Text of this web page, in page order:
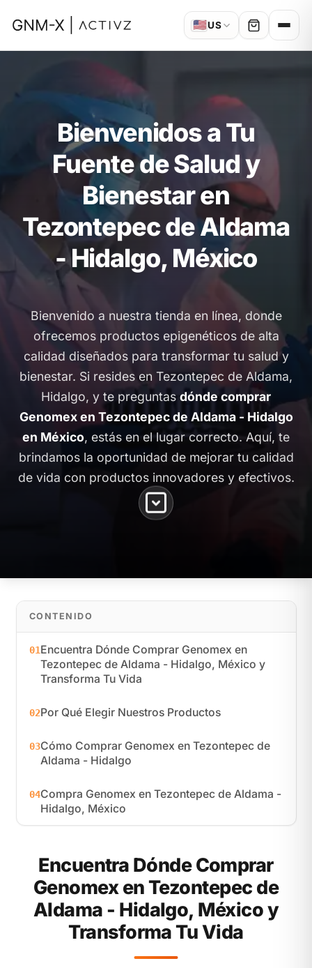
🇺🇸US
Bienvenidos a Tu
Fuente de Salud y
Bienestar en
Tezontepec de Aldama
- Hidalgo, México
Bienvenido a nuestra tienda en línea, donde
ofrecemos productos epigenéticos de alta
calidad diseñados para transformar tu salud y
bienestar. Si resides en Tezontepec de Aldama,
Hidalgo, y te preguntasdónde comprar
Genomex en Tezontepec de Aldama - Hidalgo
en México, estás en el lugar correcto. Aquí, te
brindamos la oportunidad de mejorar tu calidad
de vida con productos innovadores y efectivos.
CONTENIDO
01Encuentra Dónde Comprar Genomex en
Tezontepec de Aldama - Hidalgo, México y
Transforma Tu Vida
02Por Qué Elegir Nuestros Productos
03Cómo Comprar Genomex en Tezontepec de
Aldama - Hidalgo
04Compra Genomex en Tezontepec de Aldama -
Hidalgo, México
Encuentra Dónde Comprar
Genomex en Tezontepec de
Aldama - Hidalgo, México y
Transforma Tu Vida